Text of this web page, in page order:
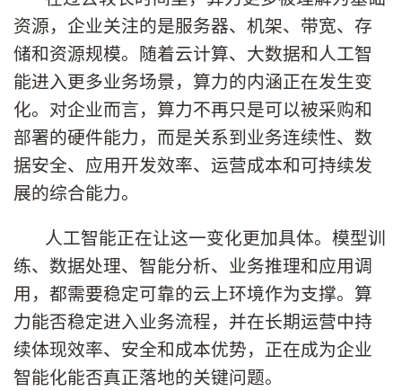
资源，企业关注的是服务器、机架、带宽、存
储和资源规模。随着云计算、大数据和人工智
能进入更多业务场景，算力的内涵正在发生变
化。对企业而言，算力不再只是可以被采购和
部署的硬件能力，而是关系到业务连续性、数
据安全、应用开发效率、运营成本和可持续发
展的综合能力。
人工智能正在让这一变化更加具体。模型训
练、数据处理、智能分析、业务推理和应用调
用，都需要稳定可靠的云上环境作为支撑。算
力能否稳定进入业务流程，并在长期运营中持
续体现效率、安全和成本优势，正在成为企业
智能化能否真正落地的关键问题。